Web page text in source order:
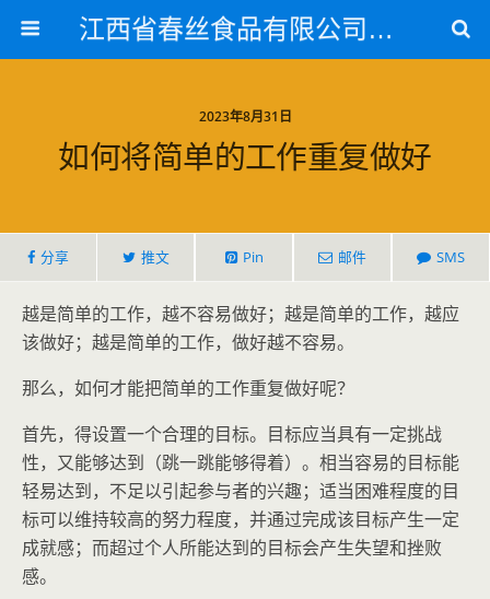
江西省春丝食品有限公司官方网站
2023年8月31日
如何将简单的工作重复做好
分享 推文 Pin 邮件 SMS
越是简单的工作，越不容易做好；越是简单的工作，越应
该做好；越是简单的工作，做好越不容易。
那么，如何才能把简单的工作重复做好呢？
首先，得设置一个合理的目标。目标应当具有一定挑战
性，又能够达到（跳一跳能够得着）。相当容易的目标能
轻易达到，不足以引起参与者的兴趣；适当困难程度的目
标可以维持较高的努力程度，并通过完成该目标产生一定
成就感；而超过个人所能达到的目标会产生失望和挫败
感。